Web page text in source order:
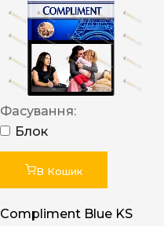
Фасування:
Блок
В Кошик
Compliment Blue KS